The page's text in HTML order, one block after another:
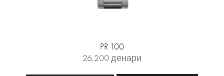
PR 100
26.200денари